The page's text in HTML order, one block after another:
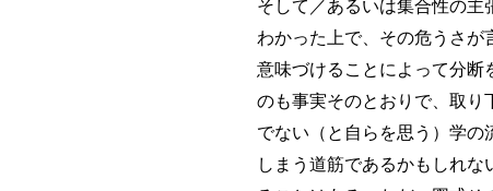
そして／あるいは集合性の
わかった上で、その危うさが
意味づけることによって分断
のも事実そのとおりで、取り
でない（と自らを思う）学
しまう道筋であるかもしれ